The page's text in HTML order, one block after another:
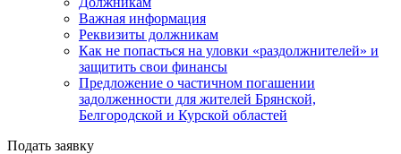
Важная информация
Реквизиты должникам
Как не попасться на уловки «раздолжнителей» и
защитить свои финансы
Предложение о частичном погашении
задолженности для жителей Брянской,
Белгородской и Курской областей
Подать заявку